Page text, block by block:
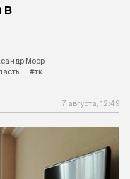
в
Моор
#тк
7 августа, 12:49